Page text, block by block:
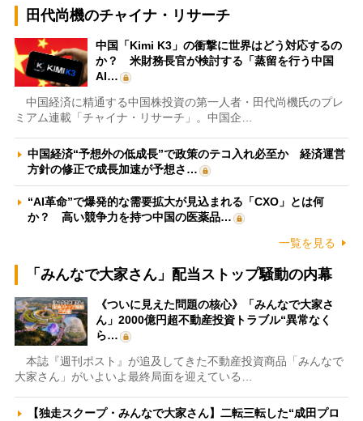
田代尚機のチャイナ・リサーチ
中国「Kimi K3」の衝撃に世界はどう対応するの
か？ 米財務長官が検討する「蒸留を行う中国
AI…
中国経済に精通する中国株投資の第一人者・田代尚機氏のプレ
ミアム連載「チャイナ・リサーチ」。中国企…
中国経済“予想外の低成長”で政策のテコ入れ必至か 経済運営
方針の修正で成長加速が予想さ…
“AI革命”で爆発的な需要拡大が見込まれる「CXO」とは何
か？ 高い競争力を持つ中国の医薬品…
一覧を見る
「みんなで大家さん」配当ストップ騒動の内幕
《ついに見えた問題の核心》「みんなで大家さ
ん」2000億円超不動産投資トラブル“異常なく
ら…
本誌『週刊ポスト』が追及してきた不動産投資商品「みんなで
大家さん」がいよいよ最終局面を迎えている…
【独走スクープ・みんなで大家さん】二転三転した“成田プロ